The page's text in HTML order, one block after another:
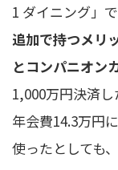
1 ダイニング」
追加で持つメリ
とコンパニオン
1,000万円決済し
年会費14.3万円
使ったとしても